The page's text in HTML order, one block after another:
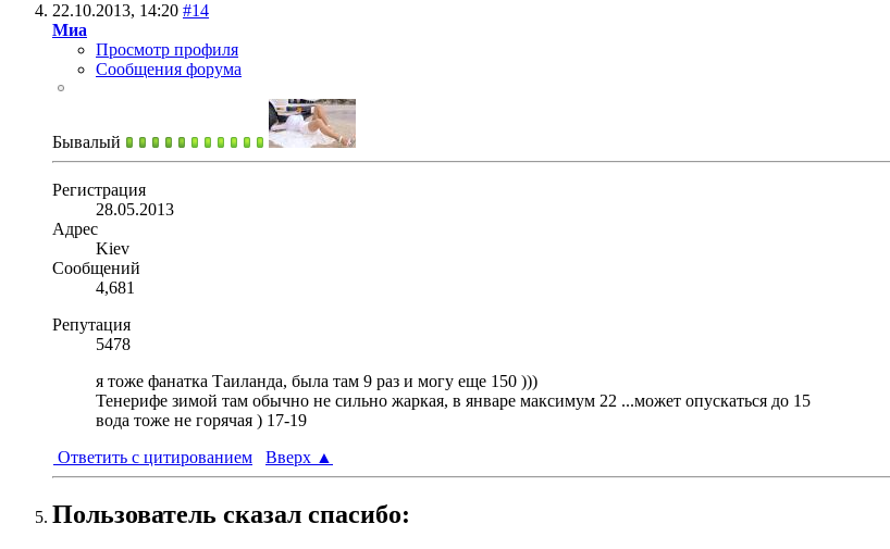
22.10.2013, 14:20 #14
Миа
Просмотр профиля
Сообщения форума
Бывалый
Регистрация
28.05.2013
Адрес
Kiev
Сообщений
4,681
Репутация
5478
я тоже фанатка Таиланда, была там 9 раз и могу еще 150 )))
Тенерифе зимой там обычно не сильно жаркая, в январе максимум 22 ...может опускаться до 15
вода тоже не горячая ) 17-19
Ответить с цитированием
Вверх ▲
Пользователь сказал cпасибо: